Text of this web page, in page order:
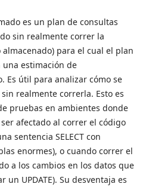
es un plan de consultas
sin realmente correr la
para el cual el plan
una estimación de
Es útil para analizar cómo se
realmente correrla. Esto es
pruebas en ambientes donde
afectado al correr el código
sentencia SELECT con
enormes), o cuando correr el
a los cambios en los datos que
un UPDATE). Su desventaja es